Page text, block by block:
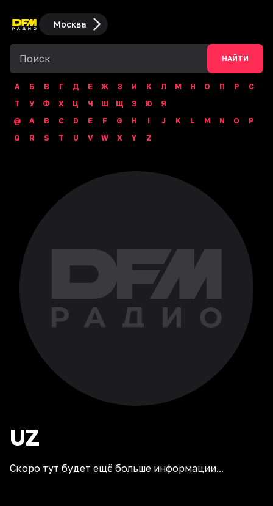
Москва
НАЙТИ
А Б В Г Д Е Ж З И К Л М Н О П Р
С
Т
У Ф Х Ц Ч Ш Щ Э Ю
Я
@
A B C D E F G H I J K L M N O
P
Q
R S T U V W X Y Z
UZ
Скоро тут будет ещё больше информации...